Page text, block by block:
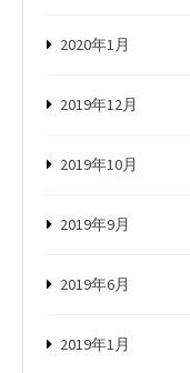
2020年1月
2019年12月
2019年10月
2019年9月
2019年6月
2019年1月